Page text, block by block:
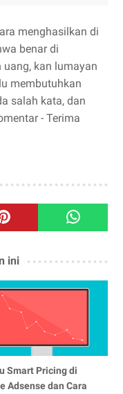
menghasilkan di
benar di
kan lumayan
membutuhkan
salah kata, dan
- Terima
ini
Smart Pricing di
Adsense dan Cara